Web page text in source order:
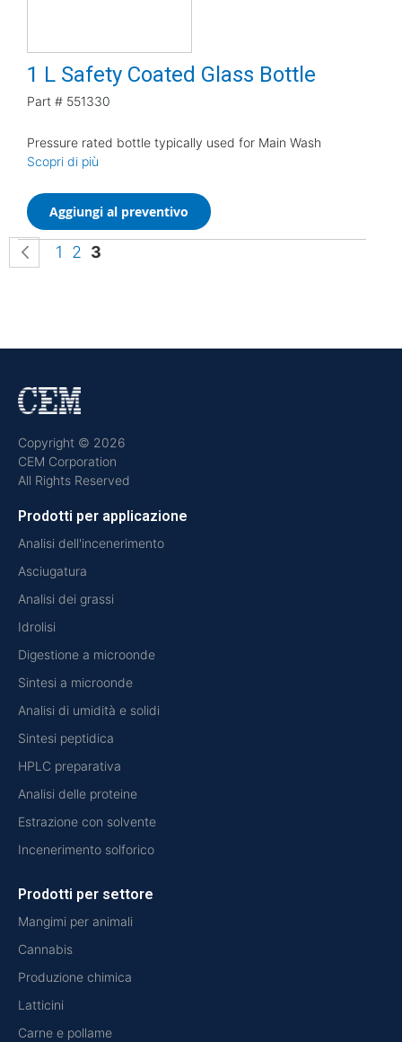
1 L Safety Coated Glass Bottle
Part # 551330
Pressure rated bottle typically used for Main Wash
Scopri di più
Aggiungi al preventivo
PaginaPagina
Precedente
Pagina
1 Pagina
2 Attualmente stai leggendo la pagina
3
Copyright © 2026
CEM Corporation
All Rights Reserved
Prodotti per applicazione
Analisi dell'incenerimento
Asciugatura
Analisi dei grassi
Idrolisi
Digestione a microonde
Sintesi a microonde
Analisi di umidità e solidi
Sintesi peptidica
HPLC preparativa
Analisi delle proteine
Estrazione con solvente
Incenerimento solforico
Prodotti per settore
Mangimi per animali
Cannabis
Produzione chimica
Latticini
Carne e pollame